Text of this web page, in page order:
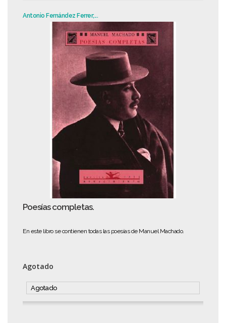
Antonio Fernández Ferrer;...
Poesías completas.
En este libro se contienen todas las poesías de Manuel Machado.
Agotado
Agotado